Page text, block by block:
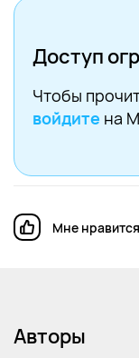
Clinical
Доступ
Чтобы
войдите на
Мне нравится
Авторы